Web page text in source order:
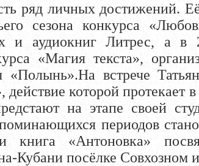
ряд личных достижений.
сезона конкурса
и аудиокниг Литрес, а в
«Магия текста»,
«Полынь».На встрече
которой протекает
на этапе своей
периодов
«Антоновка»
Кубани посёлке Совхозном